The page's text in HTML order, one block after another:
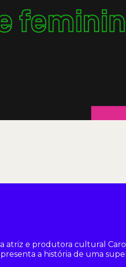
atriz e produtora cultural
a história de uma